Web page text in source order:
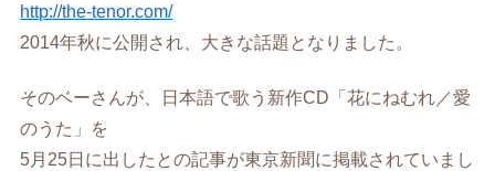
http://the-tenor.com/
2014年秋に公開され、大きな話題となりました。
そのベーさんが、日本語で歌う新作CD「花にねむれ／愛
のうた」を
5月25日に出したとの記事が東京新聞に掲載されていまし